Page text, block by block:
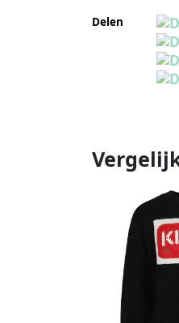
Delen